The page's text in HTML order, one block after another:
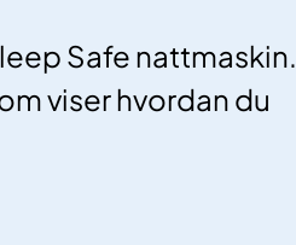
Safe nattmaskin.
viser hvordan du